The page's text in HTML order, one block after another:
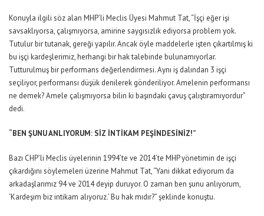
Konuyla ilgili söz alan MHP’li Meclis Üyesi Mahmut Tat, “İşçi eğer işi
savsaklıyorsa, çalışmıyorsa, amirine saygısızlık ediyorsa problem yok.
Tutulur bir tutanak, gereği yapılır. Ancak öyle maddelerle işten çıkartılmış ki
bu işçi kardeşlerimiz, herhangi bir hak talebinde bulunamıyorlar.
Tutturulmuş bir performans değerlendirmesi. Aynı iş dalından 3 işçi
seçiliyor, performansı düşük denilerek gönderiliyor. Amelenin performansı
ne demek? Amele çalışmıyorsa bilin ki başındaki çavuş çalıştıramıyordur”
dedi.
“BEN ŞUNU ANLIYORUM: SİZ İNTİKAM PEŞİNDESİNİZ!”
Bazı CHP’li Meclis üyelerinin 1994’te ve 2014’te MHP yönetimin de işçi
çıkardığını söylemeleri üzerine Mahmut Tat, “Yani dikkat ediyorum da
arkadaşlarımız 94 ve 2014 deyip duruyor. O zaman ben şunu anlıyorum,
‘Kardeşim biz intikam alıyoruz.’ Bu hak mıdır?” şeklinde konuştu.